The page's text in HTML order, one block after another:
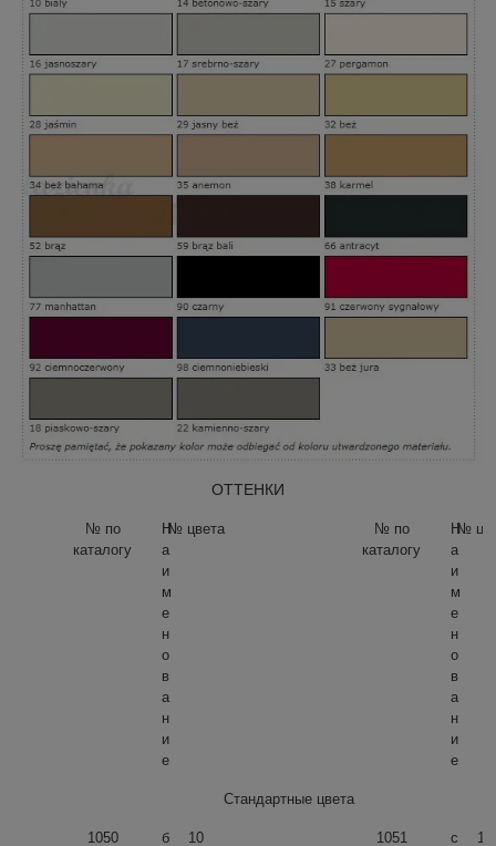
ОТТЕНКИ
№ по
каталогу
Н
а
и
м
е
н
о
в
а
н
и
е
№ цвета
№ по
каталогу
Н
а
и
м
е
н
о
в
а
н
и
е
№
Стандартные цвета
1050
б
10 1051
с
16